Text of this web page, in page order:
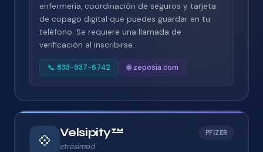
enfermería, coordinación de seguros y tarjeta
de copago digital que puedes guardar en tu
teléfono. Se requiere una llamada de
verificación al inscribirse.
📞 833-937-6742 🌐 zeposia.com
💠 Velsipity™
etrasimod
PFIZER